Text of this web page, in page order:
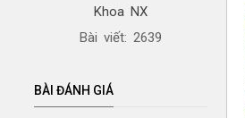
Khoa NX
Bài viết: 2639
BÀI ĐÁNH GIÁ